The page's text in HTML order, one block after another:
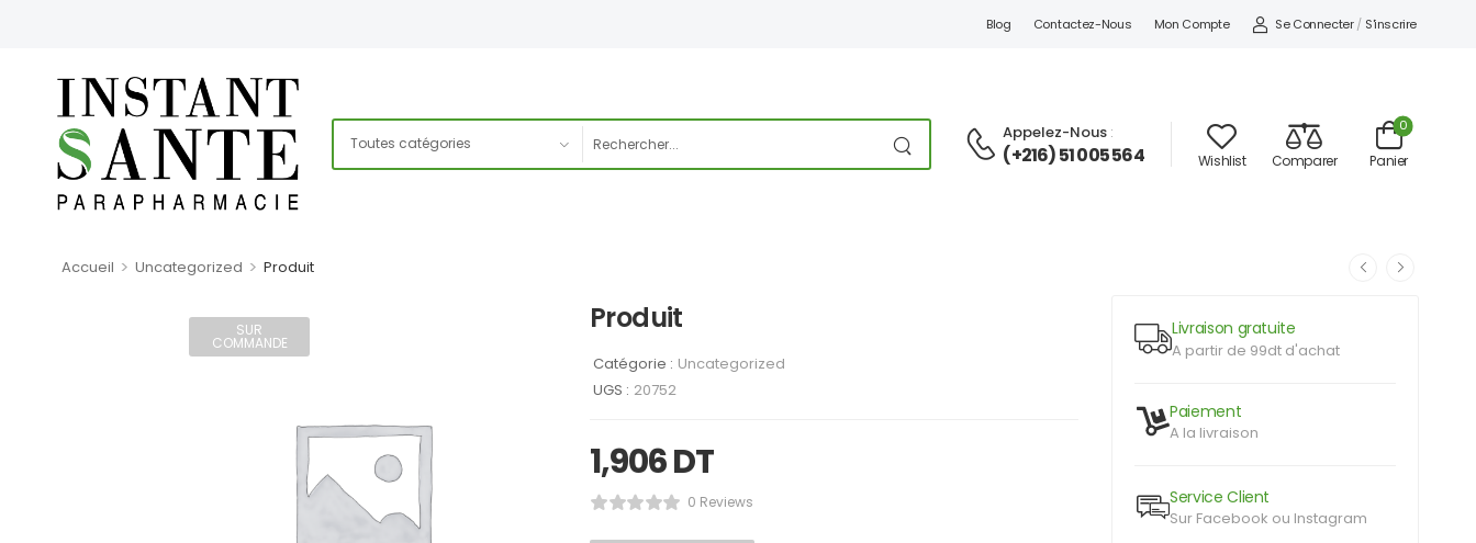
Blog Contactez-Nous Mon Compte Se Connecter / S'inscrire
Appelez-Nous :
(+216) 51 005 564 Wishlist Comparer Panier
0
Accueil > Uncategorized > Produit
Livraison gratuite
A partir de 99dt d'achat
Paiement
A la livraison
Service Client
Sur Facebook ou Instagram
SUR
COMMANDE
Produit
Catégorie : Uncategorized
UGS : 20752
1,906DT
0 Reviews